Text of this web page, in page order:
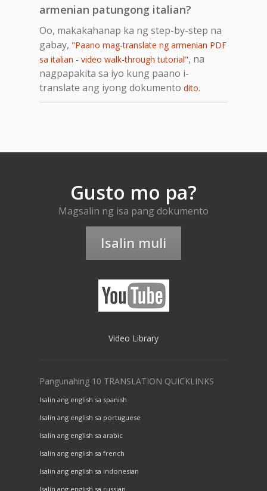
armenian patungong italian?
Oo, makakahanap ka ng step-by-step na
gabay, "Paano mag-translate ng armenian PDF
sa italian - video walk-through tutorial", na
nagpapakita sa iyo kung paano i-
translate ang iyong dokumento dito.
Gusto mo pa?
Magsalin ng isa pang dokumento
Isalin muli
Video Library
Pangunahing 10 TRANSLATION QUICKLINKS
Isalin ang english sa spanish
Isalin ang english sa portuguese
Isalin ang english sa arabic
Isalin ang english sa french
Isalin ang english sa indonesian
Isalin ang english sa russian